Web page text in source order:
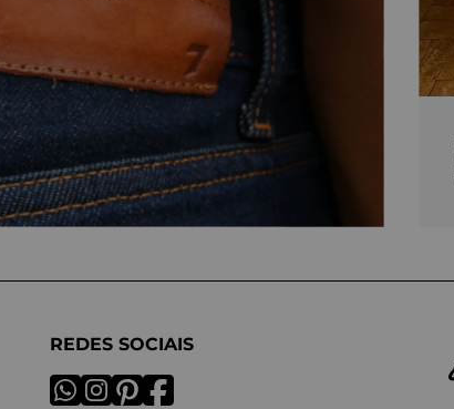
REDES SOCIAIS